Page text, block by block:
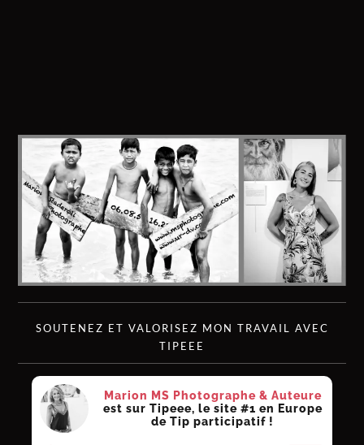
SOUTENEZ ET VALORISEZ MON TRAVAIL AVEC
TIPEEE
Marion MS Photographe & Auteure
est sur Tipeee, le site #1 en Europe
de Tip participatif !